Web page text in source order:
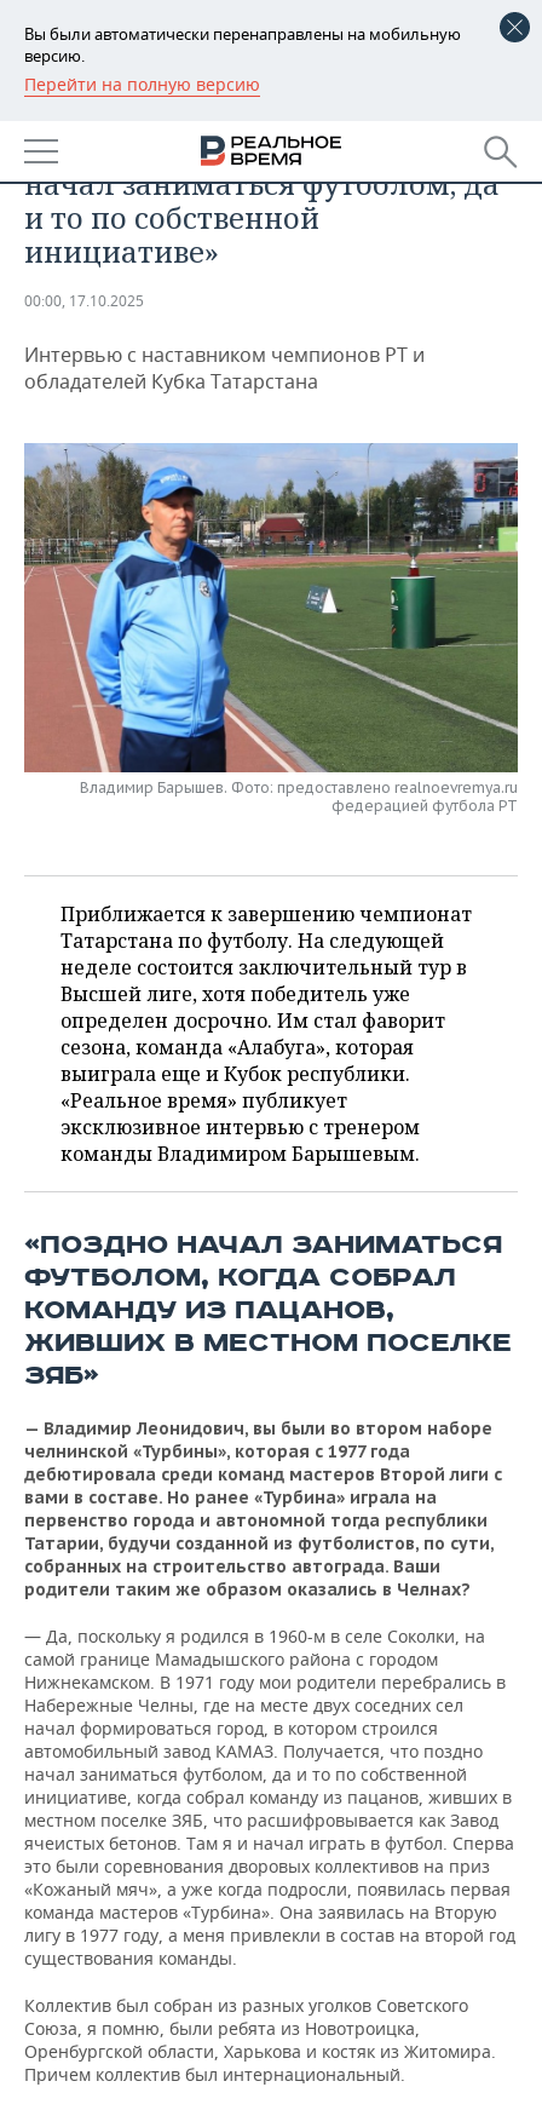
Вы были автоматически перенаправлены на мобильную
версию.
Перейти на полную версию
РЕГИОНЫ
БАШКОРТОСТАН
ТАТАРСТАН
УДМУРТИЯ
НОВОСТИ
АНАЛИТИКА
НОВОСТИ АНАЛИТИКИ
ДЕКЛАРАЦИИ О ДОХОДАХ
КОРОЛИ ГОСЗАКАЗА ПФО
КОМУ ПРИНАДЛЕЖАТ
ТОРГОВЫЕ ЦЕНТРЫ
ТАТАРСТАНА
ЭКОНОМИКА
НОВОСТИ ЭКОНОМИКИ
ФИНАНСЫ
БЮДЖЕТ
ИНВЕСТИЦИИ
ПРОМЫШЛЕННОСТЬ
НОВОСТИ
ПРОМЫШЛЕННОСТИ
АГРОПРОМ
МАШИНОСТРОЕНИЕ
НЕФТЕХИМИЯ
НЕФТЬ
ЭНЕРГЕТИКА
НЕДВИЖИМОСТЬ
НОВОСТИ АВТО
БИЗНЕС
НОВОСТИ БИЗНЕСА
РОЗНИЧНАЯ ТОРГОВЛЯ
ТРАНСПОРТ
УСЛУГИ
ТЕХНОЛОГИИ
НОВОСТИ ТЕХНОЛОГИЙ
МЕДИА
ТЕЛЕКОММУНИКАЦИИ
МЕРОПРИЯТИЯ
НОВОСТИ МЕРОПРИЯТИЙ
ВЫЕЗДНАЯ РЕДАКЦИЯ
БИЗНЕС-БРАНЧИ
СПОРТ
НОВОСТИ СПОРТА
ФУТБОЛ
ВОЛЕЙБОЛ
КИБЕРСПОРТ
ФИГУРНОЕ КАТАНИЕ
ВОДНЫЕ ВИДЫ СПОРТА
ХОККЕЙ С МЯЧОМ
ОБЩЕСТВО
НОВОСТИ ОБЩЕСТВА
ИСТОРИЯ
КУЛЬТУРА
МЕДИЦИНА
ОБРАЗОВАНИЕ
ПРОИСШЕСТВИЯ
ФОТОГАЛЕРЕЯ
СПИСОК ПЕРСОН
СПИСОК КОМПАНИЙ
ПОЛНАЯ ВЕРСИЯ
Владимир Барышев: «Поздно
начал заниматься футболом, да
и то по собственной
инициативе»
00:00, 17.10.2025
Интервью с наставником чемпионов РТ и
обладателей Кубка Татарстана
Владимир Барышев. Фото: предоставлено realnoevremya.ru
федерацией футбола РТ
Приближается к завершению чемпионат
Татарстана по футболу. На следующей
неделе состоится заключительный тур в
Высшей лиге, хотя победитель уже
определен досрочно. Им стал фаворит
сезона, команда «Алабуга», которая
выиграла еще и Кубок республики.
«Реальное время» публикует
эксклюзивное интервью с тренером
команды Владимиром Барышевым.
«ПОЗДНО НАЧАЛ ЗАНИМАТЬСЯ
ФУТБОЛОМ, КОГДА СОБРАЛ
КОМАНДУ ИЗ ПАЦАНОВ,
ЖИВШИХ В МЕСТНОМ ПОСЕЛКЕ
ЗЯБ»
— Владимир Леонидович, вы были во втором наборе
челнинской «Турбины», которая с 1977 года
дебютировала среди команд мастеров Второй лиги с
вами в составе. Но ранее «Турбина» играла на
первенство города и автономной тогда республики
Татарии, будучи созданной из футболистов, по сути,
собранных на строительство автограда. Ваши
родители таким же образом оказались в Челнах?
— Да, поскольку я родился в 1960-м в селе Соколки, на
самой границе Мамадышского района с городом
Нижнекамском. В 1971 году мои родители перебрались в
Набережные Челны, где на месте двух соседних сел
начал формироваться город, в котором строился
автомобильный завод КАМАЗ. Получается, что поздно
начал заниматься футболом, да и то по собственной
инициативе, когда собрал команду из пацанов, живших в
местном поселке ЗЯБ, что расшифровывается как Завод
ячеистых бетонов. Там я и начал играть в футбол. Сперва
это были соревнования дворовых коллективов на приз
«Кожаный мяч», а уже когда подросли, появилась первая
команда мастеров «Турбина». Она заявилась на Вторую
лигу в 1977 году, а меня привлекли в состав на второй год
существования команды.
Коллектив был собран из разных уголков Советского
Союза, я помню, были ребята из Новотроицка,
Оренбургской области, Харькова и костяк из Житомира.
Причем коллектив был интернациональный.